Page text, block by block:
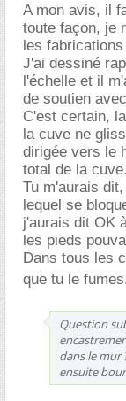
A mon avis, il
toute façon, je
les
J'ai dessiné
l'échelle et il
de soutien
C'est certain,
la cuve ne
dirigée vers le
total de la
Tu m'aurais
lequel se
j'aurais dit OK
les pieds
Dans tous les
que tu le
Question
dans le mur
ensuite